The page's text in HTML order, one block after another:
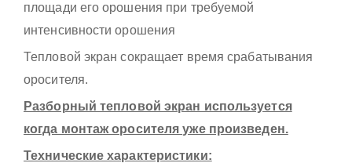
площади его орошения при требуемой
интенсивности орошения
Тепловой экран сокращает время срабатывания
оросителя.
Разборный тепловой экран используется
когда монтаж оросителя уже произведен.
Технические характеристики: